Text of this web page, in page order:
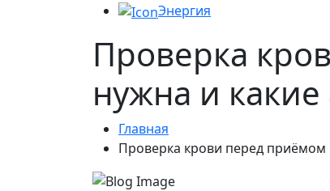
Энергия
Проверка
нужна и
Главная
Проверка крови перед приёмом